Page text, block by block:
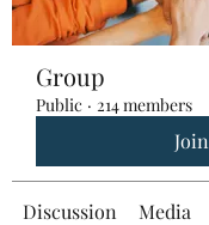
Group
Public · 214 members
Join
Discussion Media